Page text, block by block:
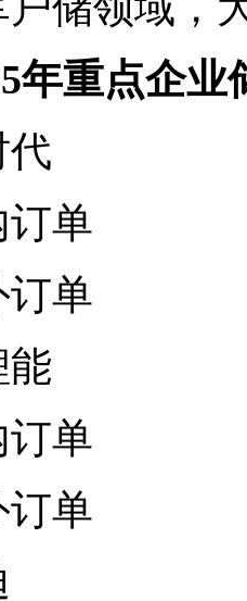
年重点企业
代
订单
订单
能
订单
订单